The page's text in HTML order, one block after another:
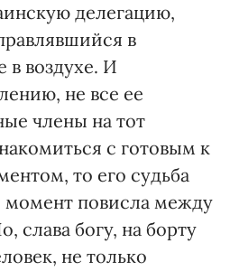
делегацию,
в
в воздухе. И
не все ее
члены на тот
с готовым к
то его судьба
момент повисла между
слава богу, на борту
не только